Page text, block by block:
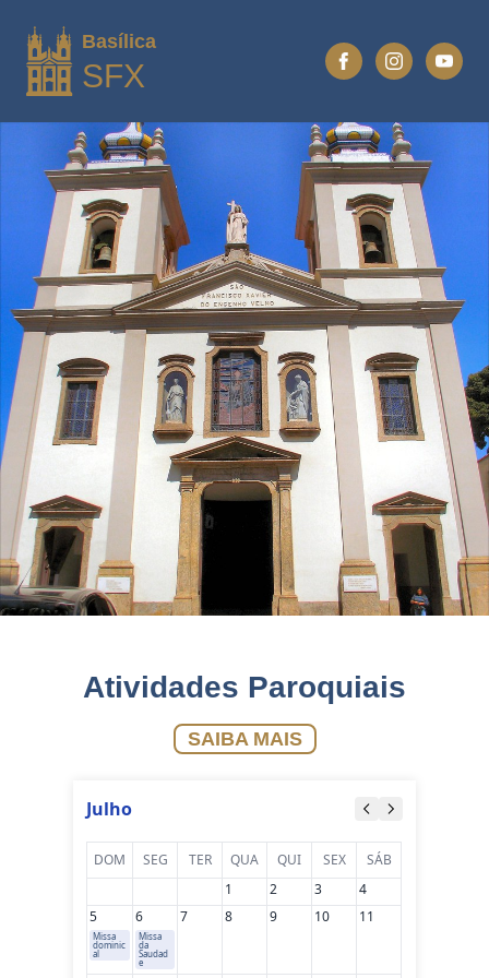
Basílica
SFX
Atividades Paroquiais
SAIBA MAIS
Julho
DOM SEG TER QUA QUI SEX
SÁB
1
2 3
4
5
Missa
dominic
al
6
Missa
da
Saudad
e
7 8 9 10 11